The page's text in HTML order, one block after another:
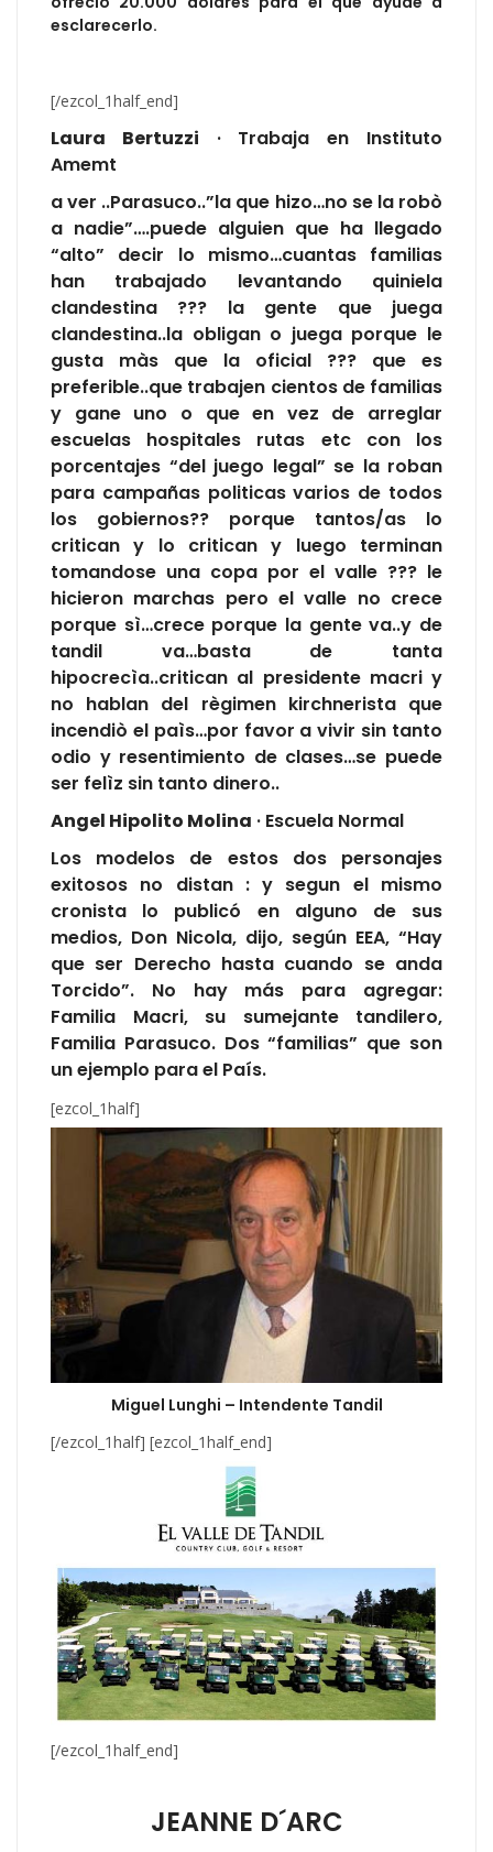
esclarecerlo.
[/ezcol_1half_end]
Laura Bertuzzi · Trabaja en Instituto
Amemt
a ver ..Parasuco..”la que hizo…no se la robò
a nadie”….puede alguien que ha llegado
“alto” decir lo mismo…cuantas familias
han trabajado levantando quiniela
clandestina ??? la gente que juega
clandestina..la obligan o juega porque le
gusta màs que la oficial ??? que es
preferible..que trabajen cientos de familias
y gane uno o que en vez de arreglar
escuelas hospitales rutas etc con los
porcentajes “del juego legal” se la roban
para campañas politicas varios de todos
los gobiernos?? porque tantos/as lo
critican y lo critican y luego terminan
tomandose una copa por el valle ??? le
hicieron marchas pero el valle no crece
porque sì…crece porque la gente va..y de
tandil va…basta de tanta
hipocrecìa..critican al presidente macri y
no hablan del règimen kirchnerista que
incendiò el paìs…por favor a vivir sin tanto
odio y resentimiento de clases…se puede
ser felìz sin tanto dinero..
Angel Hipolito Molina · Escuela Normal
Los modelos de estos dos personajes
exitosos no distan : y segun el mismo
cronista lo publicó en alguno de sus
medios, Don Nicola, dijo, según EEA, “Hay
que ser Derecho hasta cuando se anda
Torcido”. No hay más para agregar:
Familia Macri, su sumejante tandilero,
Familia Parasuco. Dos “familias” que son
un ejemplo para el País.
[ezcol_1half]
Miguel Lunghi – Intendente Tandil
[/ezcol_1half] [ezcol_1half_end]
[/ezcol_1half_end]
JEANNE D´ARC